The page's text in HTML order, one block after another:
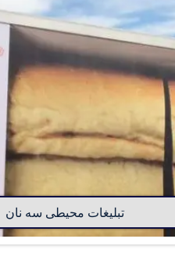
تبلیغات محیطی سه نان